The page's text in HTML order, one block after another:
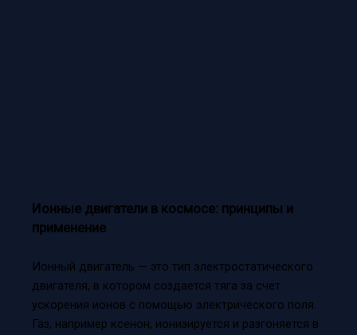
Ионные двигатели в космосе: принципы и
применение
Ионный двигатель — это тип электростатического
двигателя, в котором создается тяга за счет
ускорения ионов с помощью электрического поля.
Газ, например ксенон, ионизируется и разгоняется в